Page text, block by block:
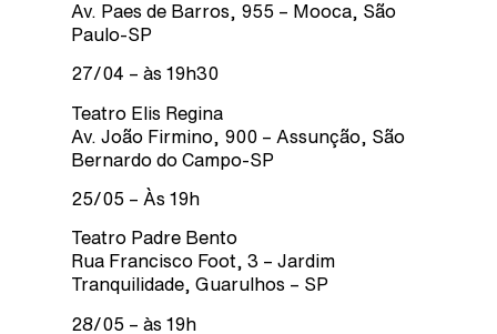
Av. Paes de Barros, 955 – Mooca, São
Paulo-SP
27/04 – às 19h30
Teatro Elis Regina
Av. João Firmino, 900 – Assunção, São
Bernardo do Campo-SP
25/05 – Às 19h
Teatro Padre Bento
Rua Francisco Foot, 3 – Jardim
Tranquilidade, Guarulhos – SP
28/05 – às 19h